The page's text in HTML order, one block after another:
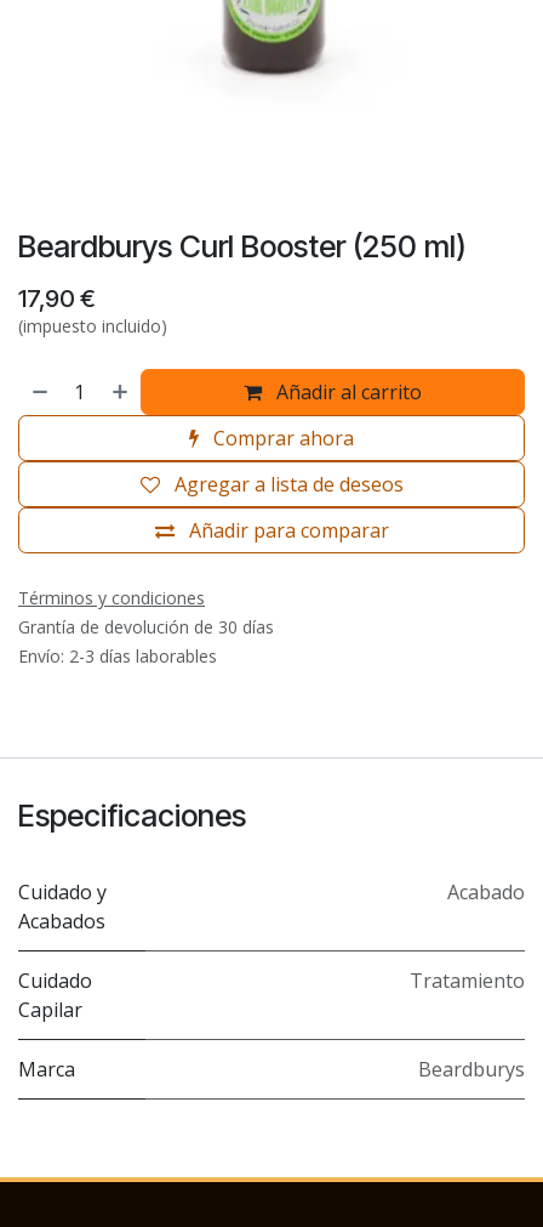
Beardburys Curl Booster (250 ml)
17,90 €
(impuesto incluido)
Añadir al carrito
Comprar ahora
Añadir para comparar
Agregar a lista de deseos
Términos y condiciones
Grantía de devolución de 30 días
Envío: 2-3 días laborables
Especificaciones
Cuidado y
Acabados
Acabado
Cuidado
Capilar
Tratamiento
Marca Beardburys